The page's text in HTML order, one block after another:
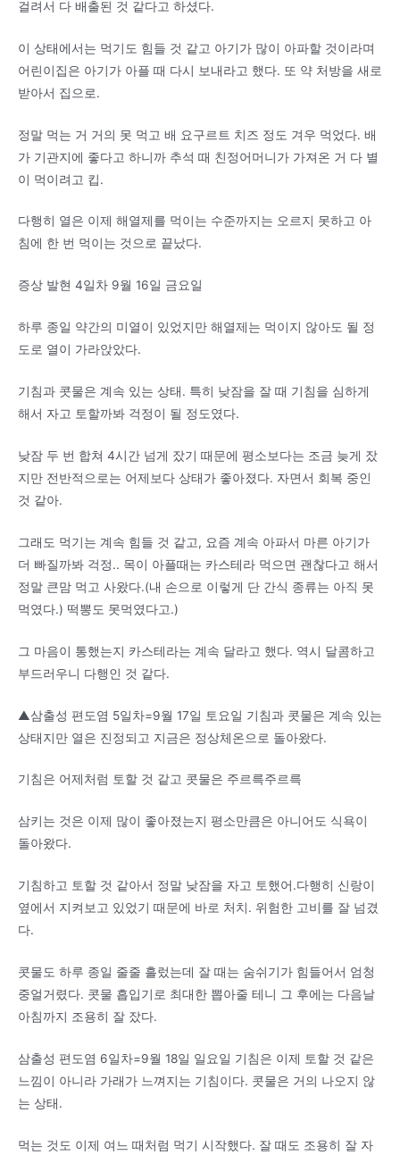
걸려서 다 배출된 것 같다고 하셨다.
이 상태에서는 먹기도 힘들 것 같고 아기가 많이 아파할 것이라며
어린이집은 아기가 아플 때 다시 보내라고 했다. 또 약 처방을 새로
받아서 집으로.
정말 먹는 거 거의 못 먹고 배 요구르트 치즈 정도 겨우 먹었다. 배
가 기관지에 좋다고 하니까 추석 때 친정어머니가 가져온 거 다 별
이 먹이려고 킵.
다행히 열은 이제 해열제를 먹이는 수준까지는 오르지 못하고 아
침에 한 번 먹이는 것으로 끝났다.
증상 발현 4일차 9월 16일 금요일
하루 종일 약간의 미열이 있었지만 해열제는 먹이지 않아도 될 정
도로 열이 가라앉았다.
기침과 콧물은 계속 있는 상태. 특히 낮잠을 잘 때 기침을 심하게
해서 자고 토할까봐 걱정이 될 정도였다.
낮잠 두 번 합쳐 4시간 넘게 잤기 때문에 평소보다는 조금 늦게 잤
지만 전반적으로는 어제보다 상태가 좋아졌다. 자면서 회복 중인
것 같아.
그래도 먹기는 계속 힘들 것 같고, 요즘 계속 아파서 마른 아기가
더 빠질까봐 걱정.. 목이 아플때는 카스테라 먹으면 괜찮다고 해서
정말 큰맘 먹고 사왔다.(내 손으로 이렇게 단 간식 종류는 아직 못
먹였다.) 떡뽕도 못먹였다고.)
그 마음이 통했는지 카스테라는 계속 달라고 했다. 역시 달콤하고
부드러우니 다행인 것 같다.
▲삼출성 편도염 5일차=9월 17일 토요일 기침과 콧물은 계속 있는
상태지만 열은 진정되고 지금은 정상체온으로 돌아왔다.
기침은 어제처럼 토할 것 같고 콧물은 주르륵주르륵
삼키는 것은 이제 많이 좋아졌는지 평소만큼은 아니어도 식욕이
돌아왔다.
기침하고 토할 것 같아서 정말 낮잠을 자고 토했어.다행히 신랑이
옆에서 지켜보고 있었기 때문에 바로 처치. 위험한 고비를 잘 넘겼
다.
콧물도 하루 종일 줄줄 흘렀는데 잘 때는 숨쉬기가 힘들어서 엄청
중얼거렸다. 콧물 흡입기로 최대한 뽑아줄 테니 그 후에는 다음날
아침까지 조용히 잘 잤다.
삼출성 편도염 6일차=9월 18일 일요일 기침은 이제 토할 것 같은
느낌이 아니라 가래가 느껴지는 기침이다. 콧물은 거의 나오지 않
는 상태.
먹는 것도 이제 여느 때처럼 먹기 시작했다. 잘 때도 조용히 잘 자